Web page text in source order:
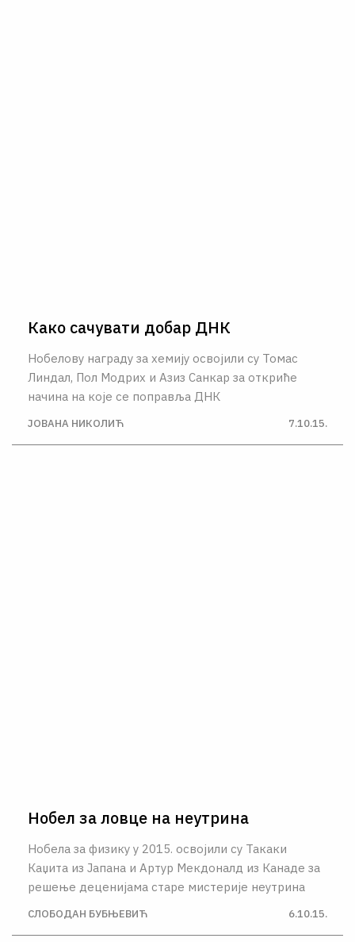
Како сачувати добар ДНК
Нобелову награду за хемију освојили су Томас
Линдал, Пол Модрих и Азиз Санкар за откриће
начина на које се поправља ДНК
ЈОВАНА НИКОЛИЋ 7.10.15.
Нобел за ловце на неутрина
Нобелa за физику у 2015. освојили су Такаки
Каџита из Јапана и Артур Мекдоналд из Канаде за
решење деценијама старе мистерије неутрина
СЛОБОДАН БУБЊЕВИЋ 6.10.15.